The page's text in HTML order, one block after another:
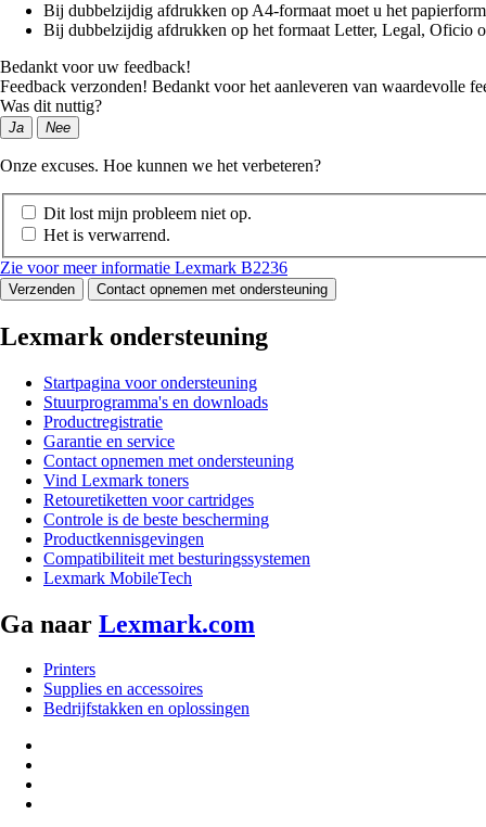
Bij dubbelzijdig afdrukken op A4-formaat moet u het
Bij dubbelzijdig afdrukken op het formaat Letter, Legal, Oficio
Bedankt voor uw feedback!
Feedback verzonden! Bedankt voor het aanleveren van waardevolle
Was dit nuttig?
Ja Nee
Onze excuses. Hoe kunnen we het verbeteren?
Dit lost mijn probleem niet op.
Het is verwarrend.
Zie voor meer informatie Lexmark B2236
Verzenden Contact opnemen met ondersteuning
Lexmark ondersteuning
Startpagina voor ondersteuning
Stuurprogramma's en downloads
Productregistratie
Garantie en service
Contact opnemen met ondersteuning
Vind Lexmark toners
Retouretiketten voor cartridges
Controle is de beste bescherming
Productkennisgevingen
Compatibiliteit met besturingssystemen
Lexmark MobileTech
Ga naar Lexmark.com
Printers
Supplies en accessoires
Bedrijfstakken en oplossingen